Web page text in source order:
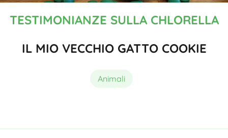
TESTIMONIANZE SULLA CHLORELLA
IL MIO VECCHIO GATTO COOKIE
Animali